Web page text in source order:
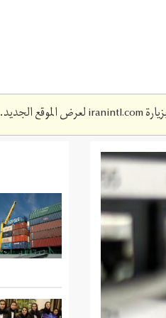
iranintl.comلعرض الموقع الجديد.